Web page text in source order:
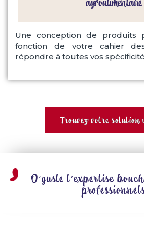
Une conception de produits
fonction de votre cahier
répondre à toutes vos
Trouvez votre solution
O’guste l'expertise